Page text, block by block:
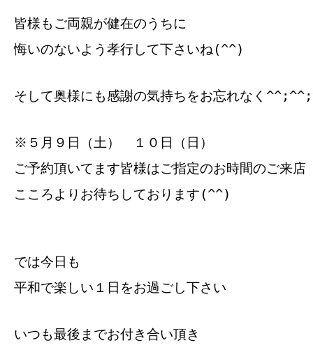
皆様もご両親が健在のうちに
悔いのないよう孝行して下さいね(^^)
そして奥様にも感謝の気持ちをお忘れなく
※５月９日（土） １０日（日）
ご予約頂いてます皆様はご指定のお時間のご来店
こころよりお待ちしております(^^)
では今日も
平和で楽しい１日をお過ごし下さい
いつも最後までお付き合い頂き